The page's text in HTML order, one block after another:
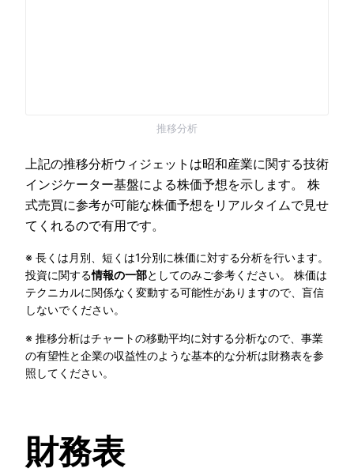
推移分析
上記の推移分析ウィジェットは昭和産業に関する技術
インジケーター基盤による株価予想を示します。 株
式売買に参考が可能な株価予想をリアルタイムで見せ
てくれるので有用です。
※ 長くは月別、短くは1分別に株価に対する分析を行います。
投資に関する情報の一部としてのみご参考ください。 株価は
テクニカルに関係なく変動する可能性がありますので、盲信
しないでください。
※ 推移分析はチャートの移動平均に対する分析なので、事業
の有望性と企業の収益性のような基本的な分析は財務表を参
照してください。
財務表